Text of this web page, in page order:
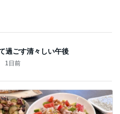
過ごす清々しい午後
1日前